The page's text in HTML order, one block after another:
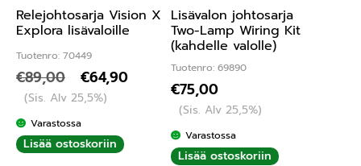
Relejohtosarja Vision X
Explora lisävaloille
Tuotenro: 70449
€89,00 €64,90
(Sis. Alv 25,5%)
Varastossa
Lisää ostoskoriin
Lisävalon johtosarja
Two-Lamp Wiring Kit
(kahdelle valolle)
Tuotenro: 69890
€75,00
(Sis. Alv 25,5%)
Varastossa
Lisää ostoskoriin